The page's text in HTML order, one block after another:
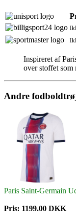
Inspireret af
over stoffet som
Andre
Paris Saint-Germain
Pris: 1199.00 DKK